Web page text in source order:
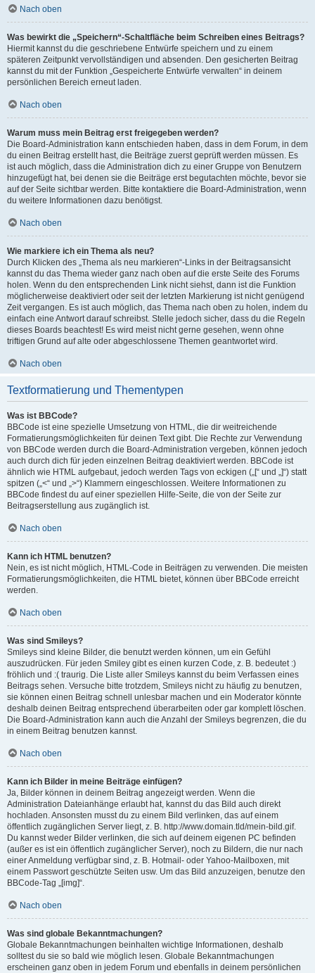
Nach oben
Was bewirkt die „Speichern“-Schaltfläche beim Schreiben eines Beitrags?
Hiermit kannst du die geschriebene Entwürfe speichern und zu einem
späteren Zeitpunkt vervollständigen und absenden. Den gesicherten Beitrag
kannst du mit der Funktion „Gespeicherte Entwürfe verwalten“ in deinem
persönlichen Bereich erneut laden.
Nach oben
Warum muss mein Beitrag erst freigegeben werden?
Die Board-Administration kann entschieden haben, dass in dem Forum, in dem
du einen Beitrag erstellt hast, die Beiträge zuerst geprüft werden müssen. Es
ist auch möglich, dass die Administration dich zu einer Gruppe von Benutzern
hinzugefügt hat, bei denen sie die Beiträge erst begutachten möchte, bevor sie
auf der Seite sichtbar werden. Bitte kontaktiere die Board-Administration, wenn
du weitere Informationen dazu benötigst.
Nach oben
Wie markiere ich ein Thema als neu?
Durch Klicken des „Thema als neu markieren“-Links in der Beitragsansicht
kannst du das Thema wieder ganz nach oben auf die erste Seite des Forums
holen. Wenn du den entsprechenden Link nicht siehst, dann ist die Funktion
möglicherweise deaktiviert oder seit der letzten Markierung ist nicht genügend
Zeit vergangen. Es ist auch möglich, das Thema nach oben zu holen, indem du
einfach eine Antwort darauf schreibst. Stelle jedoch sicher, dass du die Regeln
dieses Boards beachtest! Es wird meist nicht gerne gesehen, wenn ohne
triftigen Grund auf alte oder abgeschlossene Themen geantwortet wird.
Nach oben
Textformatierung und Thementypen
Was ist BBCode?
BBCode ist eine spezielle Umsetzung von HTML, die dir weitreichende
Formatierungsmöglichkeiten für deinen Text gibt. Die Rechte zur Verwendung
von BBCode werden durch die Board-Administration vergeben, können jedoch
auch durch dich für jeden einzelnen Beitrag deaktiviert werden. BBCode ist
ähnlich wie HTML aufgebaut, jedoch werden Tags von eckigen („[“ und „]“) statt
spitzen („<“ und „>“) Klammern eingeschlossen. Weitere Informationen zu
BBCode findest du auf einer speziellen Hilfe-Seite, die von der Seite zur
Beitragserstellung aus zugänglich ist.
Nach oben
Kann ich HTML benutzen?
Nein, es ist nicht möglich, HTML-Code in Beiträgen zu verwenden. Die meisten
Formatierungsmöglichkeiten, die HTML bietet, können über BBCode erreicht
werden.
Nach oben
Was sind Smileys?
Smileys sind kleine Bilder, die benutzt werden können, um ein Gefühl
auszudrücken. Für jeden Smiley gibt es einen kurzen Code, z. B. bedeutet :)
fröhlich und :( traurig. Die Liste aller Smileys kannst du beim Verfassen eines
Beitrags sehen. Versuche bitte trotzdem, Smileys nicht zu häufig zu benutzen,
sie können einen Beitrag schnell unlesbar machen und ein Moderator könnte
deshalb deinen Beitrag entsprechend überarbeiten oder gar komplett löschen.
Die Board-Administration kann auch die Anzahl der Smileys begrenzen, die du
in einem Beitrag benutzen kannst.
Nach oben
Kann ich Bilder in meine Beiträge einfügen?
Ja, Bilder können in deinem Beitrag angezeigt werden. Wenn die
Administration Dateianhänge erlaubt hat, kannst du das Bild auch direkt
hochladen. Ansonsten musst du zu einem Bild verlinken, das auf einem
öffentlich zugänglichen Server liegt, z. B. http://www.domain.tld/mein-bild.gif.
Du kannst weder Bilder verlinken, die sich auf deinem eigenen PC befinden
(außer es ist ein öffentlich zugänglicher Server), noch zu Bildern, die nur nach
einer Anmeldung verfügbar sind, z. B. Hotmail- oder Yahoo-Mailboxen, mit
einem Passwort geschützte Seiten usw. Um das Bild anzuzeigen, benutze den
BBCode-Tag „[img]“.
Nach oben
Was sind globale Bekanntmachungen?
Globale Bekanntmachungen beinhalten wichtige Informationen, deshalb
solltest du sie so bald wie möglich lesen. Globale Bekanntmachungen
erscheinen ganz oben in jedem Forum und ebenfalls in deinem persönlichen